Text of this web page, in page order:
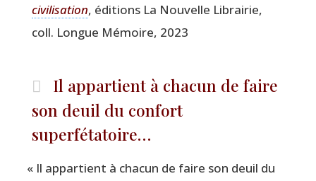
civi­li­sa­tion, édi­tions La Nou­velle Librai­rie,
coll. Longue Mémoire, 2023
Il appartient à chacun de faire
son deuil du confort
superfétatoire…
« Il appar­tient à cha­cun de faire son deuil du